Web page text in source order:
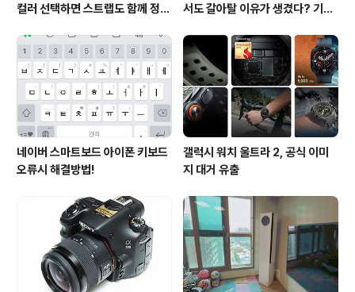
컬러 선택하면 스트랩도 함께 정해
서도 갈아탈 이유가 생겼다? 기대
네이버 스마트보드 아이폰 키보드
오류시 해결방법!
갤럭시 워치 울트라 2, 공식 이미
지 대거 유출